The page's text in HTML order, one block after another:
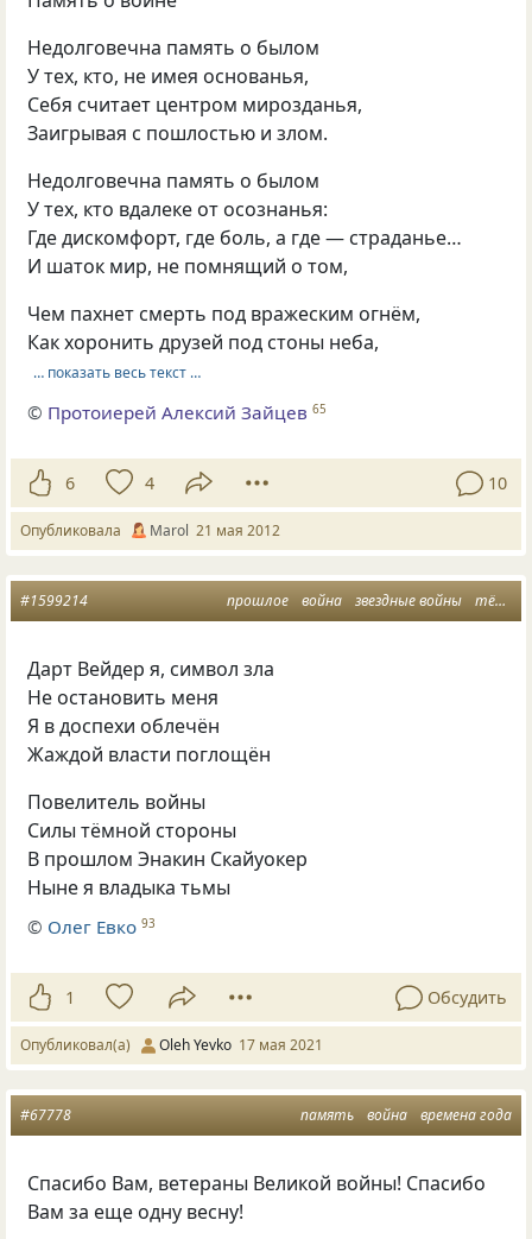
Недолговечна память о былом
У тех, кто, не имея основанья,
Себя считает центром мирозданья,
Заигрывая с пошлостью и злом.
Недолговечна память о былом
У тех, кто вдалеке от осознанья:
Где дискомфорт, где боль, а где — страданье…
И шаток мир, не помнящий о том,
Чем пахнет смерть под вражеским огнём,
Как хоронить друзей под стоны неба,
… показать весь текст …
© Протоиерей Алексий Зайцев 65
6 4 10
Опубликовала Marol 21 мая 2012
прошлое война звездные войны тёмные стороны
#1599214
Дарт Вейдер я, символ зла
Не остановить меня
Я в доспехи облечён
Жаждой власти поглощён
Повелитель войны
Силы тёмной стороны
В прошлом Энакин Скайуокер
Ныне я владыка тьмы
© Олег Евко 93
1 Обсудить
Опубликовал(а) Oleh Yevko 17 мая 2021
память война времена года
#67778
Спасибо Вам, ветераны Великой войны! Спасибо
Вам за еще одну весну!